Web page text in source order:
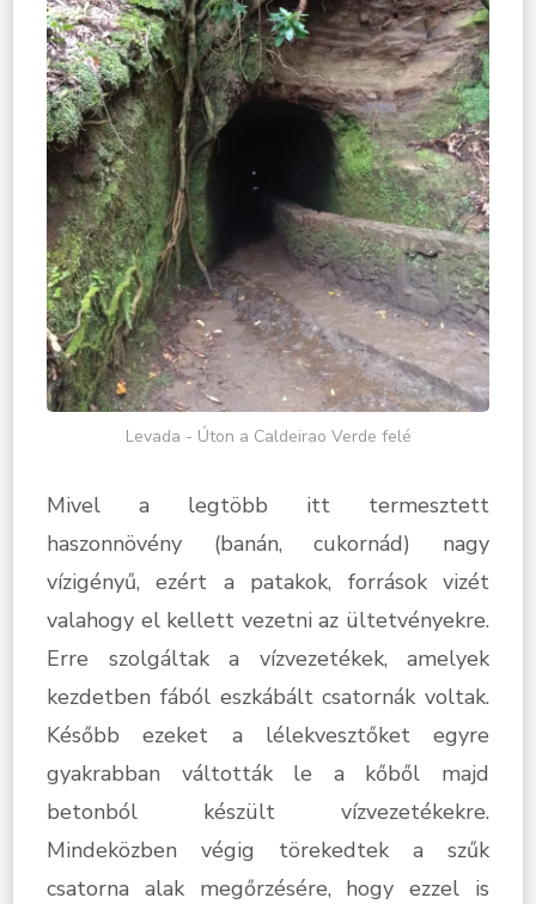
Levada - Úton a Caldeirao Verde felé
Mivel a legtöbb itt termesztett
haszonnövény (banán, cukornád) nagy
vízigényű, ezért a patakok, források vizét
valahogy el kellett vezetni az ültetvényekre.
Erre szolgáltak a vízvezetékek, amelyek
kezdetben fából eszkábált csatornák voltak.
Később ezeket a lélekvesztőket egyre
gyakrabban váltották le a kőből majd
betonból készült vízvezetékekre.
Mindeközben végig törekedtek a szűk
csatorna alak megőrzésére, hogy ezzel is